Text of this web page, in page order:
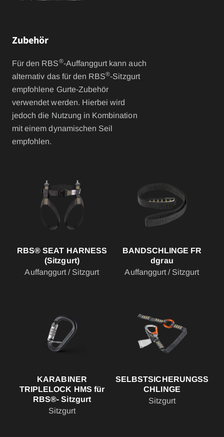
Zubehör
Für den RBS®-Auffanggurt kann auch
alternativ das für den RBS®-Sitzgurt
empfohlene Gurte-Zubehör
verwendet werden. Hierbei wird
jedoch die Nutzung in Kombination
mit einem dynamischen Seil
empfohlen.
RBS® SEAT HARNESS
(Sitzgurt)
Auffanggurt / Sitzgurt
BANDSCHLINGE FR
dgrau
Auffanggurt / Sitzgurt
KARABINER
TRIPLELOCK HMS für
RBS®- Sitzgurt
Sitzgurt
SELBSTSICHERUNGSS
CHLINGE
Sitzgurt